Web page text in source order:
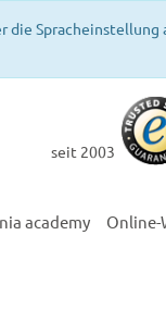
seit 2003
academy